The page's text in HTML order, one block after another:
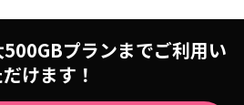
プランまでご利用い
けます！